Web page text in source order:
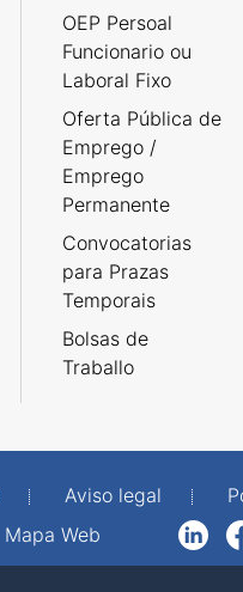
OEP Persoal
Funcionario ou
Laboral Fixo
Oferta Pública de
Emprego /
Emprego
Permanente
Convocatorias
para Prazas
Temporais
Bolsas de
Traballo
Aviso legal
Mapa Web
LinkedInFacebook